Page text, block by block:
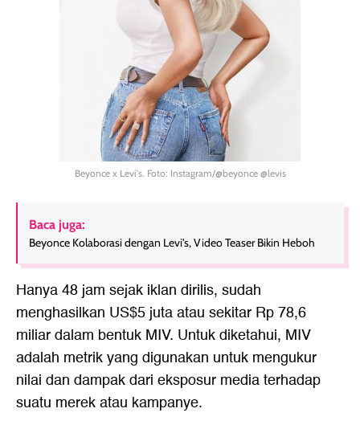
Beyonce x Levi's. Foto: Instagram/@beyonce @levis
Baca juga:
Beyonce Kolaborasi dengan Levi's, Video Teaser Bikin Heboh
Hanya 48 jam sejak iklan dirilis, sudah
menghasilkan US$5 juta atau sekitar Rp 78,6
miliar dalam bentuk MIV. Untuk diketahui, MIV
adalah metrik yang digunakan untuk mengukur
nilai dan dampak dari eksposur media terhadap
suatu merek atau kampanye.